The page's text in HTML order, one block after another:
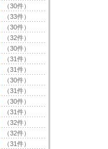
（30件）
（33件）
（30件）
（32件）
（30件）
（31件）
（31件）
（30件）
（31件）
（30件）
（31件）
（32件）
（32件）
（31件）